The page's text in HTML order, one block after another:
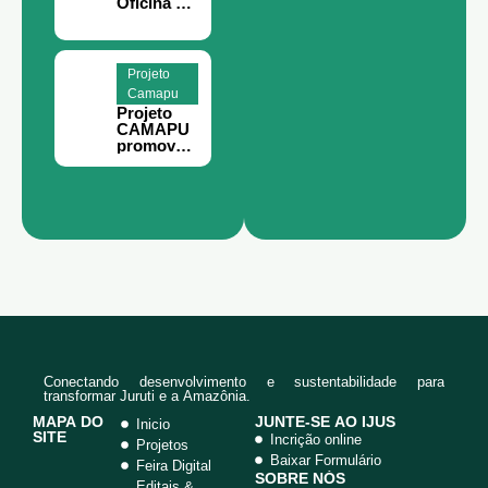
e
Planejame
nto
Estratégic
o em
Juruti
Projeto
Camapu
Projeto
CAMAPU
promove
des rurais
Conectando desenvolvimento e sustentabilidade para
transformar Juruti e a Amazônia.
MAPA DO
SITE
Inicio
Projetos
Feira Digital
JUNTE-SE AO IJUS
Incrição online
Baixar Formulário
SOBRE NÓS